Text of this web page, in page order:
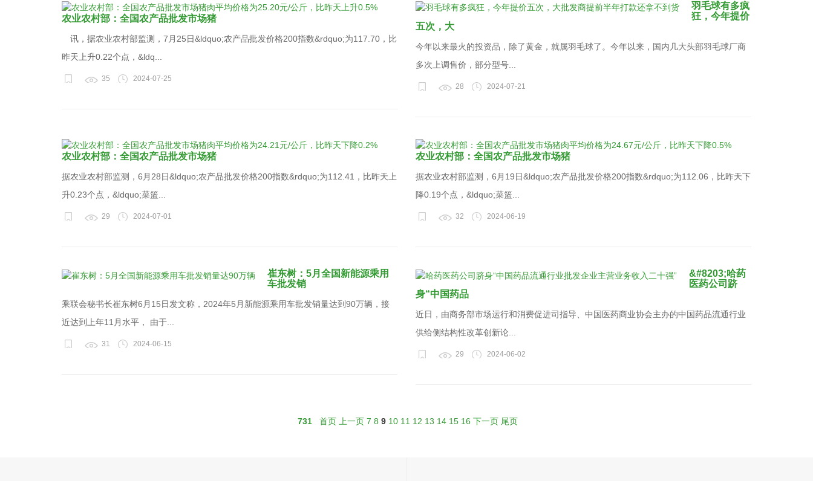
农业农村部：全国农产品批发市场猪
讯，据农业农村部监测，7月25日&ldquo;农产品批发价格200指数&rdquo;为117.70，比
昨天上升0.22个点，&ldq...
35 2024-07-25
羽毛球有多疯
狂，今年提价
五次，大
今年以来最火的投资品，除了黄金，就属羽毛球了。今年以来，国内几大头部羽毛球厂商
多次上调售价，部分型号...
28 2024-07-21
农业农村部：全国农产品批发市场猪
据农业农村部监测，6月28日&ldquo;农产品批发价格200指数&rdquo;为112.41，比昨天上
升0.23个点，&ldquo;菜篮...
29 2024-07-01
农业农村部：全国农产品批发市场猪
据农业农村部监测，6月19日&ldquo;农产品批发价格200指数&rdquo;为112.06，比昨天下
降0.19个点，&ldquo;菜篮...
32 2024-06-19
崔东树：5月全国新能源乘用
车批发销
乘联会秘书长崔东树6月15日发文称，2024年5月新能源乘用车批发销量达到90万辆，接
近达到上年11月水平， 由于...
31 2024-06-15
&#8203;哈药
医药公司跻
身“中国药品
近日，由商务部市场运行和消费促进司指导、中国医药商业协会主办的中国药品流通行业
供给侧结构性改革创新论...
29 2024-06-02
731 首页 上一页 7 8 9 10 11 12 13 14 15 16 下一页 尾页